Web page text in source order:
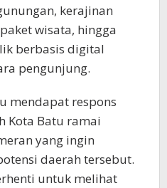
kerajinan
wisata, hingga
berbasis digital
pengunjung.
mendapat respons
Kota Batu ramai
yang ingin
daerah tersebut.
untuk melihat